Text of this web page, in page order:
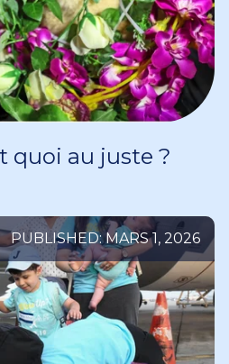
quoi au juste ?
PUBLISHED: MARS 1, 2026